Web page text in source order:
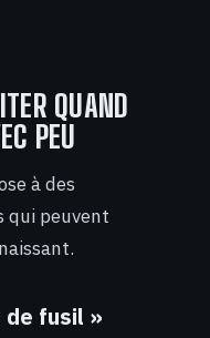
QUAND
PEU
à des
qui peuvent
de fusil »